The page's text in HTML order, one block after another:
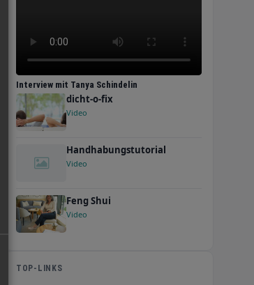
Interview mit Tanya Schindelin
dicht-o-fix
Video
Handhabungstutorial
Video
Feng Shui
Video
TOP-LINKS